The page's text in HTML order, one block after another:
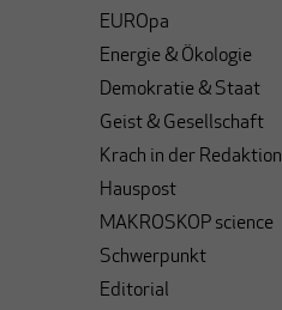
EUROpa
Energie & Ökologie
Demokratie & Staat
Geist & Gesellschaft
Krach in der Redaktion
Hauspost
MAKROSKOP science
Schwerpunkt
Editorial